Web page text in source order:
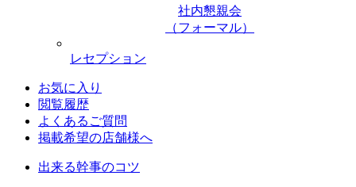
社内懇親会
（フォーマル）
レセプション
お気に入り
閲覧履歴
よくあるご質問
掲載希望の店舗様へ
出来る幹事のコツ